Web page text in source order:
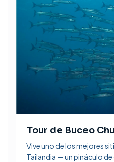
Tour de Buceo
Vive uno de los mejores
Tailandia — un pináculo